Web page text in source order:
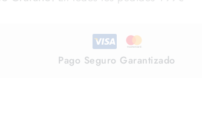
Pago Seguro Garantizado